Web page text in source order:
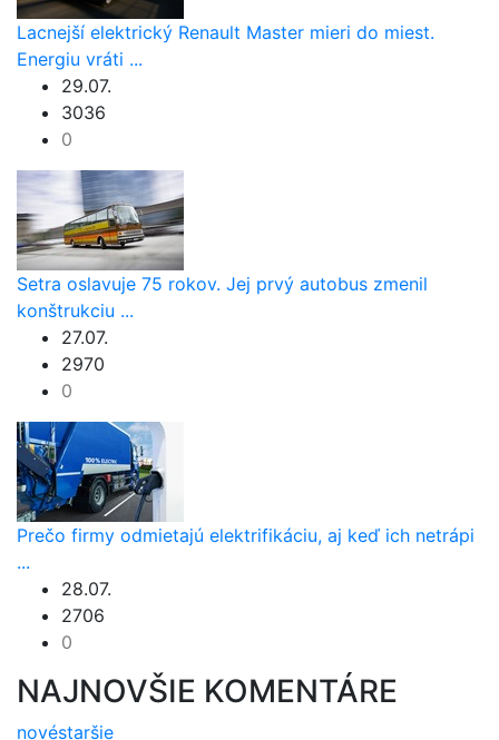
Lacnejší elektrický Renault Master mieri do miest.
Energiu vráti ...
29.07.
3036
0
Setra oslavuje 75 rokov. Jej prvý autobus zmenil
konštrukciu ...
27.07.
2970
0
Prečo firmy odmietajú elektrifikáciu, aj keď ich netrápi
...
28.07.
2706
0
NAJNOVŠIE KOMENTÁRE
novéstaršie